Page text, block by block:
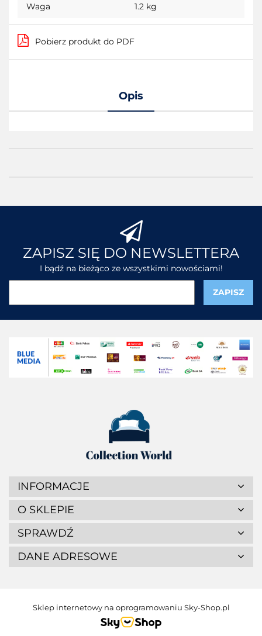
Waga 1.2 kg
Pobierz produkt do PDF
Opis
ZAPISZ SIĘ DO NEWSLETTERA
I bądź na bieżąco ze wszystkimi nowościami!
INFORMACJE
O SKLEPIE
SPRAWDŹ
DANE ADRESOWE
Sklep internetowy na oprogramowaniu Sky-Shop.pl